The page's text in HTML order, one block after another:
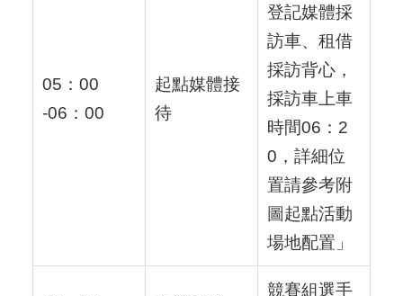
05：00
-06：00
起點媒體接
待
登記媒體採
訪車、租借
採訪背心，
採訪車上車
時間06：2
0，詳細位
置請參考附
圖起點活動
場地配置」
競賽組選手